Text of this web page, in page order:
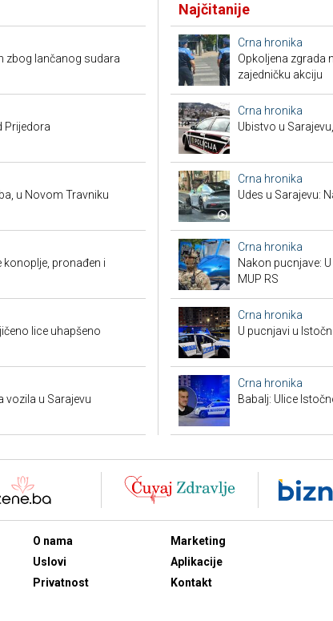
zbog lančanog sudara
Prijedora
u Novom Travniku
konoplje, pronađen i
lice uhapšeno
vozila u Sarajevu
Najčitanije
Crna hronika
Opkoljena zgrada
zajedničku akciju
Crna hronika
Ubistvo u
Crna hronika
Udes u Sarajevu:
Crna hronika
Nakon pucnjave:
MUP RS
Crna hronika
U pucnjavi u
Crna hronika
Babalj: Ulice
O nama
Uslovi
Privatnost
Marketing
Aplikacije
Kontakt